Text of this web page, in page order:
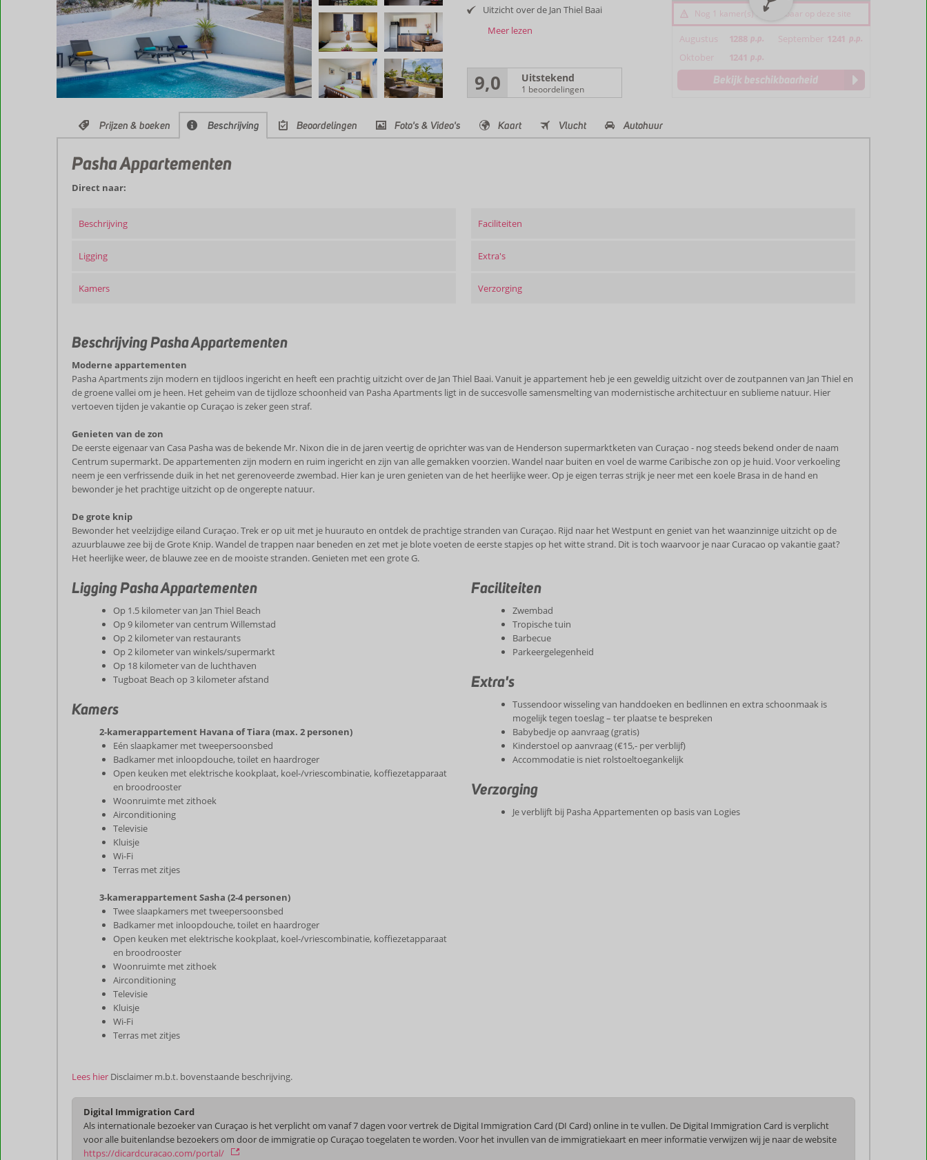
Uitzicht over de Jan Thiel Baai
Meer lezen
9,0 Uitstekend
1 beoordelingen
Nog 1 kamer(s) beschikbaar op deze site
Augustus 1288 p.p. September 1241 p.p.
Oktober 1241 p.p.
Bekijk beschikbaarheid
Prijzen & boeken Beschrijving Beoordelingen Foto's & Video's Kaart Vlucht Autohuur
Pasha Appartementen
Direct naar:
Beschrijving
Ligging
Kamers
Faciliteiten
Extra's
Verzorging
Beschrijving Pasha Appartementen
Moderne appartementen
Pasha Apartments zijn modern en tijdloos ingericht en heeft een prachtig uitzicht over de Jan Thiel Baai. Vanuit je appartement heb je een geweldig uitzicht over de zoutpannen van Jan Thiel en
de groene vallei om je heen. Het geheim van de tijdloze schoonheid van Pasha Apartments ligt in de succesvolle samensmelting van modernistische architectuur en sublieme natuur. Hier
vertoeven tijden je vakantie op Curaçao is zeker geen straf.
Genieten van de zon
De eerste eigenaar van Casa Pasha was de bekende Mr. Nixon die in de jaren veertig de oprichter was van de Henderson supermarktketen van Curaçao - nog steeds bekend onder de naam
Centrum supermarkt. De appartementen zijn modern en ruim ingericht en zijn van alle gemakken voorzien. Wandel naar buiten en voel de warme Caribische zon op je huid. Voor verkoeling
neem je een verfrissende duik in het net gerenoveerde zwembad. Hier kan je uren genieten van de het heerlijke weer. Op je eigen terras strijk je neer met een koele Brasa in de hand en
bewonder je het prachtige uitzicht op de ongerepte natuur.
De grote knip
Bewonder het veelzijdige eiland Curaçao. Trek er op uit met je huurauto en ontdek de prachtige stranden van Curaçao. Rijd naar het Westpunt en geniet van het waanzinnige uitzicht op de
azuurblauwe zee bij de Grote Knip. Wandel de trappen naar beneden en zet met je blote voeten de eerste stapjes op het witte strand. Dit is toch waarvoor je naar Curacao op vakantie gaat?
Het heerlijke weer, de blauwe zee en de mooiste stranden. Genieten met een grote G.
Ligging Pasha Appartementen
Op 1.5 kilometer van Jan Thiel Beach
Op 9 kilometer van centrum Willemstad
Op 2 kilometer van restaurants
Op 2 kilometer van winkels/supermarkt
Op 18 kilometer van de luchthaven
Tugboat Beach op 3 kilometer afstand
Kamers
2-kamerappartement Havana of Tiara (max. 2 personen)
Eén slaapkamer met tweepersoonsbed
Badkamer met inloopdouche, toilet en haardroger
Open keuken met elektrische kookplaat, koel-/vriescombinatie, koffiezetapparaat
en broodrooster
Woonruimte met zithoek
Airconditioning
Televisie
Kluisje
Wi-Fi
Terras met zitjes
3-kamerappartement Sasha (2-4 personen)
Twee slaapkamers met tweepersoonsbed
Badkamer met inloopdouche, toilet en haardroger
Open keuken met elektrische kookplaat, koel-/vriescombinatie, koffiezetapparaat
en broodrooster
Woonruimte met zithoek
Airconditioning
Televisie
Kluisje
Wi-Fi
Terras met zitjes
Faciliteiten
Zwembad
Tropische tuin
Barbecue
Parkeergelegenheid
Extra's
Tussendoor wisseling van handdoeken en bedlinnen en extra schoonmaak is
mogelijk tegen toeslag – ter plaatse te bespreken
Babybedje op aanvraag (gratis)
Kinderstoel op aanvraag (€15,- per verblijf)
Accommodatie is niet rolstoeltoegankelijk
Verzorging
Je verblijft bij Pasha Appartementen op basis van Logies
Lees hier Disclaimer m.b.t. bovenstaande beschrijving.
Digital Immigration Card
Als internationale bezoeker van Curaçao is het verplicht om vanaf 7 dagen voor vertrek de Digital Immigration Card (DI Card) online in te vullen. De Digital Immigration Card is verplicht
voor alle buitenlandse bezoekers om door de immigratie op Curaçao toegelaten te worden. Voor het invullen van de immigratiekaart en meer informatie verwijzen wij je naar de website
https://dicardcuracao.com/portal/